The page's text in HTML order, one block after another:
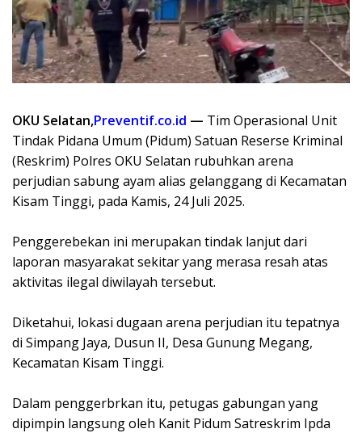
OKU Selatan,Preventif.co.id — Tim Operasional Unit
Tindak Pidana Umum (Pidum) Satuan Reserse Kriminal
(Reskrim) Polres OKU Selatan rubuhkan arena
perjudian sabung ayam alias gelanggang di Kecamatan
Kisam Tinggi, pada Kamis, 24 Juli 2025.
Penggerebekan ini merupakan tindak lanjut dari
laporan masyarakat sekitar yang merasa resah atas
aktivitas ilegal diwilayah tersebut.
Diketahui, lokasi dugaan arena perjudian itu tepatnya
di Simpang Jaya, Dusun II, Desa Gunung Megang,
Kecamatan Kisam Tinggi.
Dalam penggerbrkan itu, petugas gabungan yang
dipimpin langsung oleh Kanit Pidum Satreskrim Ipda